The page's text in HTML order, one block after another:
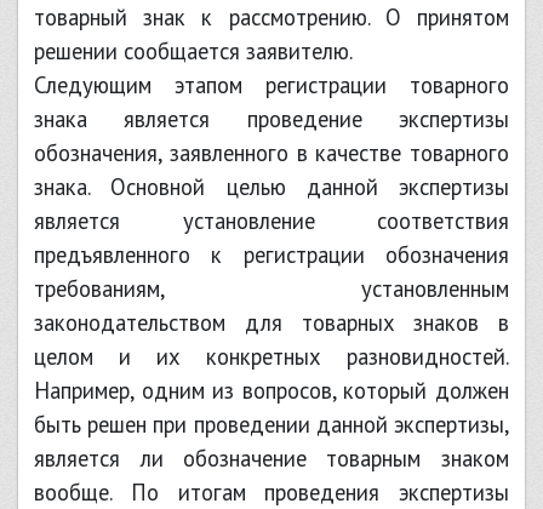
товарный знак к рассмотрению. О принятом
решении сообщается заявителю.
Следующим этапом регистрации товарного
знака является проведение экспертизы
обозначения, заявленного в качестве товарного
знака. Основной целью данной экспертизы
является установление соответствия
предъявленного к регистрации обозначения
требованиям, установленным
законодательством для товарных знаков в
целом и их конкретных разновидностей.
Например, одним из вопросов, который должен
быть решен при проведении данной экспертизы,
является ли обозначение товарным знаком
вообще. По итогам проведения экспертизы